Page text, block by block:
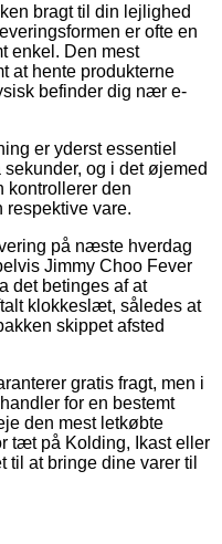
bragt til din lejlighed
er ofte en
enkel. Den mest
at hente produkterne
befinder dig nær e-
er yderst essentiel
og i det øjemed
kontrollerer den
respektive vare.
på næste hverdag
Jimmy Choo Fever
det betinges af at
klokkeslæt, således at
skippet afsted
gratis fragt, men i
for en bestemt
den mest letkøbte
tæt på Kolding, Ikast eller
til at bringe dine varer til